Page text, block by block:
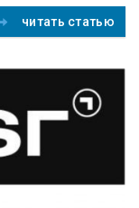
читать статью